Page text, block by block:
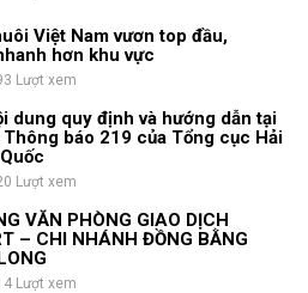
Việt Nam vươn top đầu,
hơn khu vực
Lượt xem
dung quy định và hướng dẫn tại
Thông báo 219 của Tổng cục Hải
Lượt xem
VĂN PHÒNG GIAO DỊCH
– CHI NHÁNH ĐỒNG BẰNG
Lượt xem